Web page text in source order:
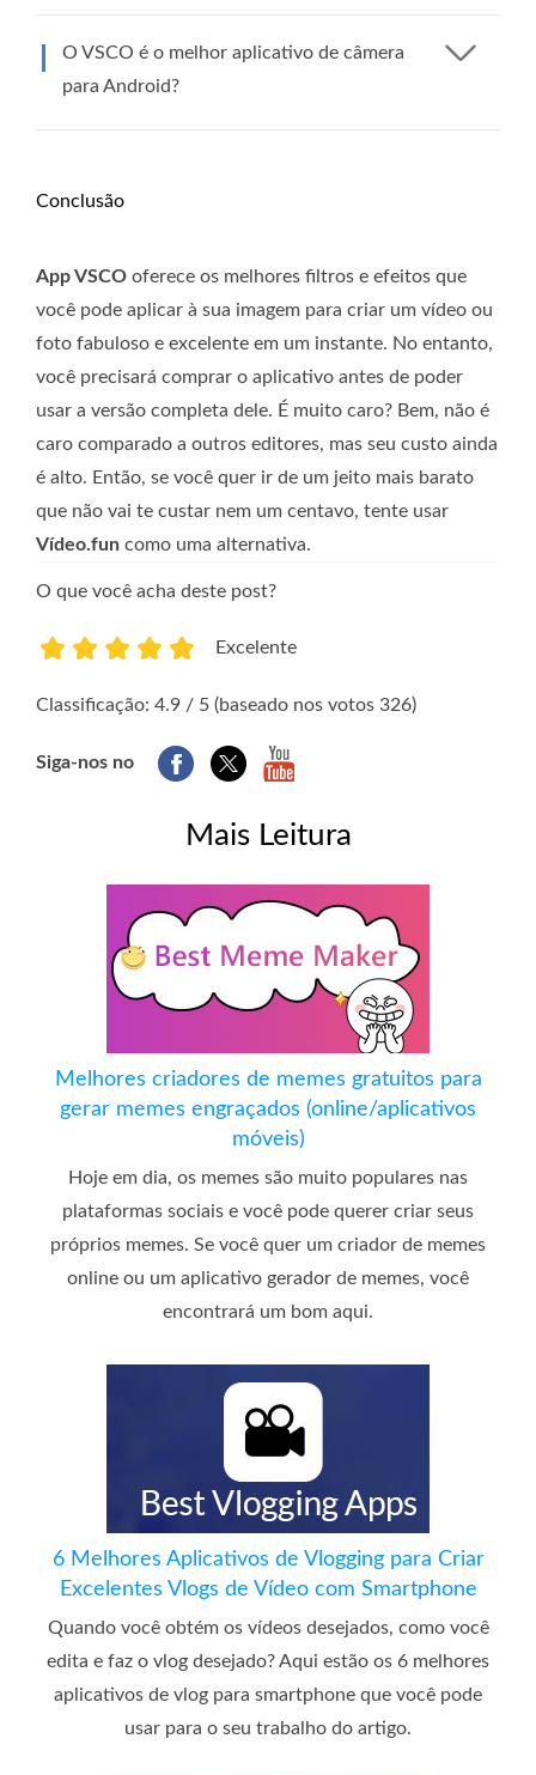
O VSCO é o melhor aplicativo de câmera
para Android?
Conclusão
App VSCO oferece os melhores filtros e efeitos que
você pode aplicar à sua imagem para criar um vídeo ou
foto fabuloso e excelente em um instante. No entanto,
você precisará comprar o aplicativo antes de poder
usar a versão completa dele. É muito caro? Bem, não é
caro comparado a outros editores, mas seu custo ainda
é alto. Então, se você quer ir de um jeito mais barato
que não vai te custar nem um centavo, tente usar
Vídeo.fun como uma alternativa.
O que você acha deste post?
Excelente
Classificação: 4.9 / 5 (baseado nos votos 326)
Siga-nos no
Mais Leitura
Melhores criadores de memes gratuitos para
gerar memes engraçados (online/aplicativos
móveis)
Hoje em dia, os memes são muito populares nas
plataformas sociais e você pode querer criar seus
próprios memes. Se você quer um criador de memes
online ou um aplicativo gerador de memes, você
encontrará um bom aqui.
6 Melhores Aplicativos de Vlogging para Criar
Excelentes Vlogs de Vídeo com Smartphone
Quando você obtém os vídeos desejados, como você
edita e faz o vlog desejado? Aqui estão os 6 melhores
aplicativos de vlog para smartphone que você pode
usar para o seu trabalho do artigo.